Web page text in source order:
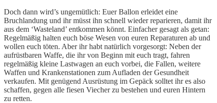
Doch dann wird’s ungemütlich: Euer Ballon erleidet eine
Bruchlandung und ihr müsst ihn schnell wieder reparieren, damit ihr
aus dem ‘Wasteland’ entkommen könnt. Einfacher gesagt als getan:
Regelmäßig halten euch böse Wesen von euren Reparaturen ab und
wollen euch töten. Aber ihr habt natürlich vorgesorgt: Neben der
aufrüstbaren Waffe, die ihr von Beginn mit euch tragt, fahren
regelmäßig kleine Lastwagen an euch vorbei, die Fallen, weitere
Waffen und Krankenstationen zum Aufladen der Gesundheit
verkaufen. Mit genügend Ausrüstung im Gepäck solltet ihr es also
schaffen, gegen alle fiesen Viecher zu bestehen und euren Hintern
zu retten.